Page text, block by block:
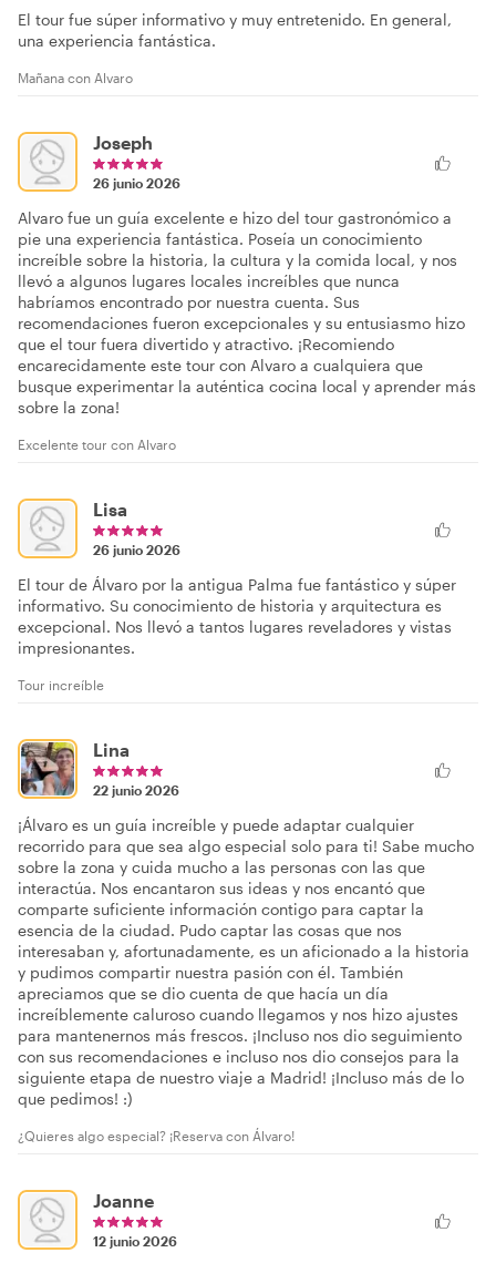
El tour fue súper informativo y muy entretenido. En general,
una experiencia fantástica.
Mañana con Alvaro
Joseph
26 junio 2026
Alvaro fue un guía excelente e hizo del tour gastronómico a
pie una experiencia fantástica. Poseía un conocimiento
increíble sobre la historia, la cultura y la comida local, y nos
llevó a algunos lugares locales increíbles que nunca
habríamos encontrado por nuestra cuenta. Sus
recomendaciones fueron excepcionales y su entusiasmo hizo
que el tour fuera divertido y atractivo. ¡Recomiendo
encarecidamente este tour con Alvaro a cualquiera que
busque experimentar la auténtica cocina local y aprender más
sobre la zona!
Excelente tour con Alvaro
Lisa
26 junio 2026
El tour de Álvaro por la antigua Palma fue fantástico y súper
informativo. Su conocimiento de historia y arquitectura es
excepcional. Nos llevó a tantos lugares reveladores y vistas
impresionantes.
Tour increíble
Lina
22 junio 2026
¡Álvaro es un guía increíble y puede adaptar cualquier
recorrido para que sea algo especial solo para ti! Sabe mucho
sobre la zona y cuida mucho a las personas con las que
interactúa. Nos encantaron sus ideas y nos encantó que
comparte suficiente información contigo para captar la
esencia de la ciudad. Pudo captar las cosas que nos
interesaban y, afortunadamente, es un aficionado a la historia
y pudimos compartir nuestra pasión con él. También
apreciamos que se dio cuenta de que hacía un día
increíblemente caluroso cuando llegamos y nos hizo ajustes
para mantenernos más frescos. ¡Incluso nos dio seguimiento
con sus recomendaciones e incluso nos dio consejos para la
siguiente etapa de nuestro viaje a Madrid! ¡Incluso más de lo
que pedimos! :)
¿Quieres algo especial? ¡Reserva con Álvaro!
Joanne
12 junio 2026